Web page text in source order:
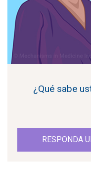
¿Qué sabe
RESPONDA